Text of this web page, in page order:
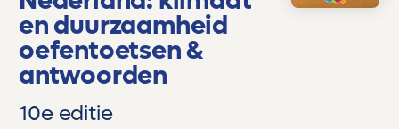
en duurzaamheid
oefentoetsen &
antwoorden
10e editie